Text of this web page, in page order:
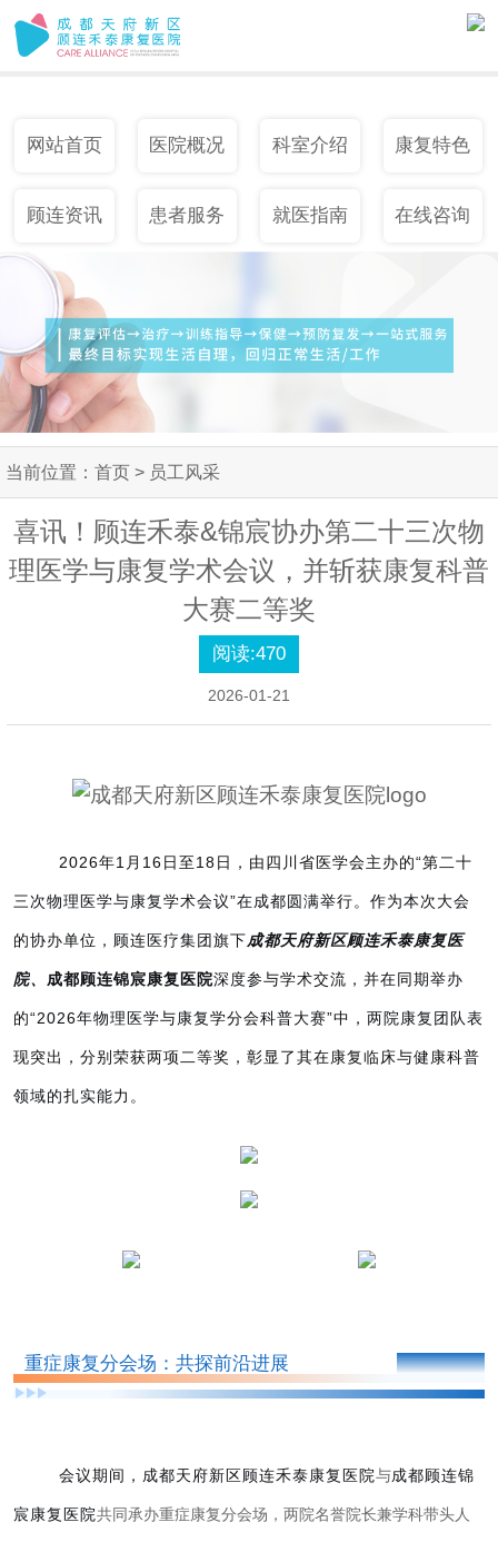
网站首页 医院概况 科室介绍 康复特色
顾连资讯 患者服务 就医指南 在线咨询
当前位置： 首页 > 员工风采
喜讯！顾连禾泰&锦宸协办第二十三次物
理医学与康复学术会议，并斩获康复科普
大赛二等奖
阅读:470
2026-01-21
2026年1月16日至18日，由四川省医学会主办的“第二十
三次物理医学与康复学术会议”在成都圆满举行。作为本次大会
的协办单位， 顾连医疗集团旗下成都天府新区顾连禾泰康复医
院、 成都顾连锦宸康复医院深度参与学术交流，并在同期举办
的“2026年物理医学与康复学分会科普大赛”中，两院康复团队表
现突出，分别荣获两项二等奖，彰显了其在康复临床与健康科普
领域的扎实能力。
重症康复分会场：共探前沿进展 PART 01
会议期间， 成都天府新区顾连禾泰康复医院与成都顾连锦
宸康复医院共同承办重症康复分会场，两院名誉院长兼学科带头人